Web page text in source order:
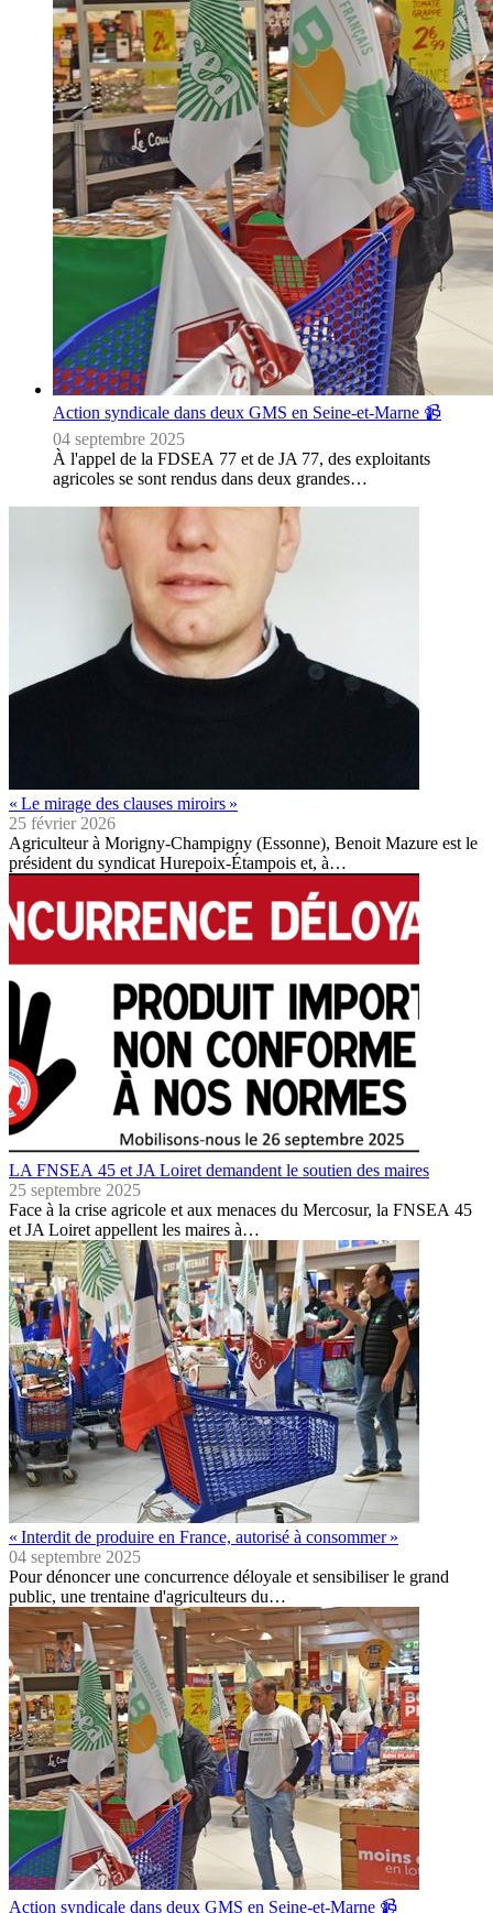
Action syndicale dans deux GMS en Seine-et-Marne 📹
04 septembre 2025
À l'appel de la FDSEA 77 et de JA 77, des exploitants
agricoles se sont rendus dans deux grandes…
« Le mirage des clauses miroirs »
25 février 2026
Agriculteur à Morigny-Champigny (Essonne), Benoit Mazure est le
président du syndicat Hurepoix-Étampois et, à…
LA FNSEA 45 et JA Loiret demandent le soutien des maires
25 septembre 2025
Face à la crise agricole et aux menaces du Mercosur, la FNSEA 45
et JA Loiret appellent les maires à…
« Interdit de produire en France, autorisé à consommer »
04 septembre 2025
Pour dénoncer une concurrence déloyale et sensibiliser le grand
public, une trentaine d'agriculteurs du…
Action syndicale dans deux GMS en Seine-et-Marne 📹